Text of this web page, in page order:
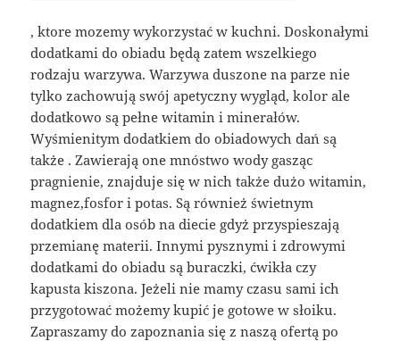
, ktore mozemy wykorzystać w kuchni. Doskonałymi
dodatkami do obiadu będą zatem wszelkiego
rodzaju warzywa. Warzywa duszone na parze nie
tylko zachowują swój apetyczny wygląd, kolor ale
dodatkowo są pełne witamin i minerałów.
Wyśmienitym dodatkiem do obiadowych dań są
także . Zawierają one mnóstwo wody gasząc
pragnienie, znajduje się w nich także dużo witamin,
magnez,fosfor i potas. Są również świetnym
dodatkiem dla osób na diecie gdyż przyspieszają
przemianę materii. Innymi pysznymi i zdrowymi
dodatkami do obiadu są buraczki, ćwikła czy
kapusta kiszona. Jeżeli nie mamy czasu sami ich
przygotować możemy kupić je gotowe w słoiku.
Zapraszamy do zapoznania się z naszą ofertą po